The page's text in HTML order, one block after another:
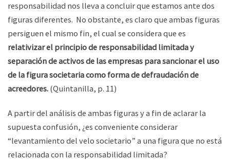
responsabilidad nos lleva a concluir que estamos ante dos
figuras diferentes. No obstante, es claro que ambas figuras
persiguen el mismo fin, el cual se considera que es
relativizar el principio de responsabilidad limitada y
separación de activos de las empresas para sancionar el uso
de la figura societaria como forma de defraudación de
acreedores. (Quintanilla, p. 11)
A partir del análisis de ambas figuras y a fin de aclarar la
supuesta confusión, ¿es conveniente considerar
“levantamiento del velo societario” a una figura que no está
relacionada con la responsabilidad limitada?